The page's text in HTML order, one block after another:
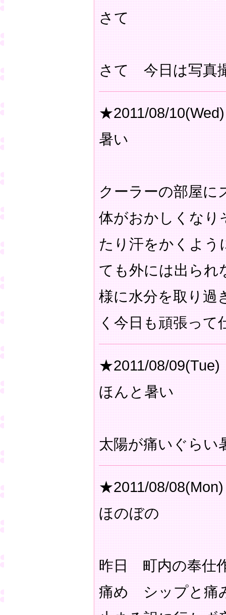
さて
さて 今日は写真
★2011/08/10(Wed)
暑い
クーラーの部屋に
体がおかしくなり
たり汗をかくよう
ても外には出られ
様に水分を取り過
く今日も頑張って
★2011/08/09(Tue)
ほんと暑い
太陽が痛いぐらい
★2011/08/08(Mon)
ほのぼの
昨日 町内の奉仕
痛め シップと痛